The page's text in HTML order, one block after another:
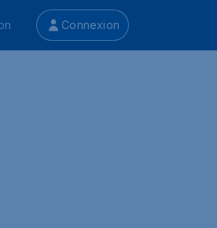
Connexion